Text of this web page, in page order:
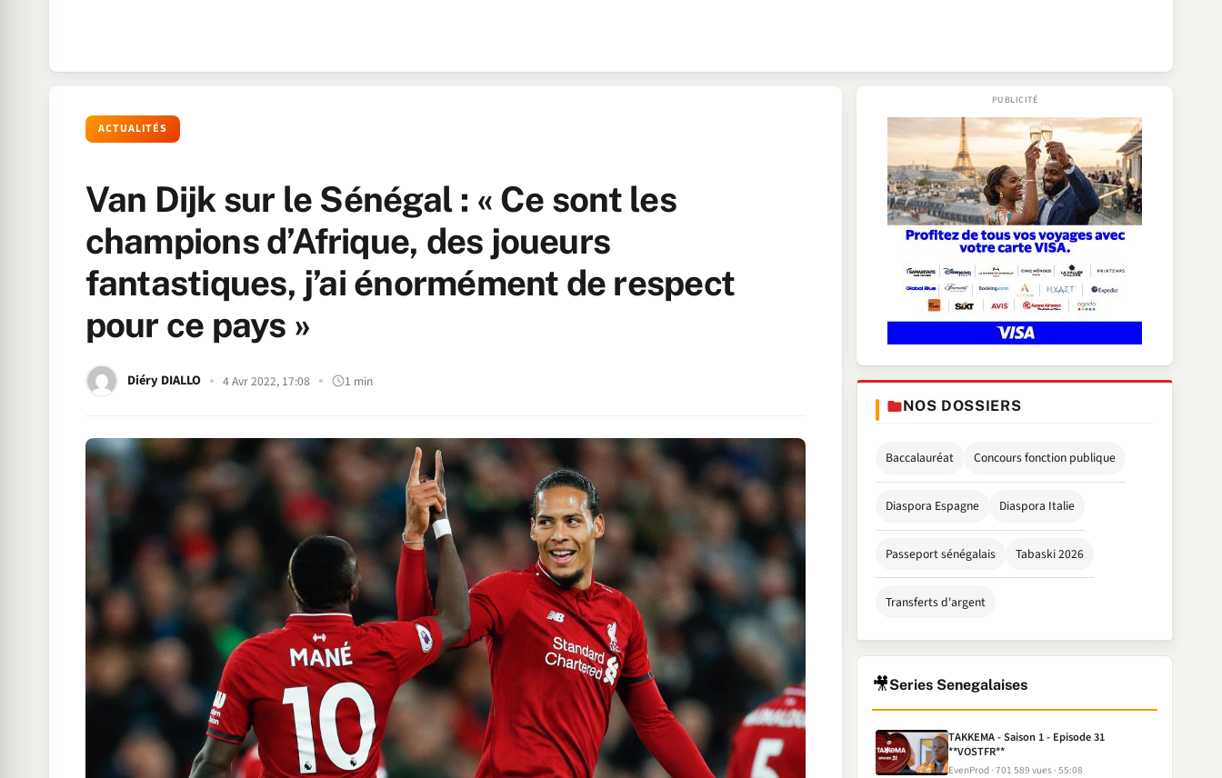
ACTUALITÉS
Van Dijk sur le Sénégal : « Ce sont les
champions d’Afrique, des joueurs
fantastiques, j’ai énormément de respect
pour ce pays »
Diéry DIALLO 4 Avr 2022, 17:08 1 min
NOS DOSSIERS
Baccalauréat Concours fonction publique
Diaspora Espagne Diaspora Italie
Passeport sénégalais Tabaski 2026
Transferts d'argent
🎥Series Senegalaises
TAKKEMA - Saison 1 - Episode 31
**VOSTFR**
EvenProd 701 589 vues 55:08